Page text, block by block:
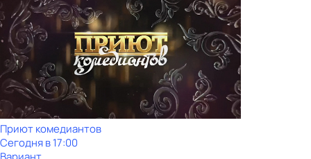
Приют комедиантов
Сегодня в 17:00